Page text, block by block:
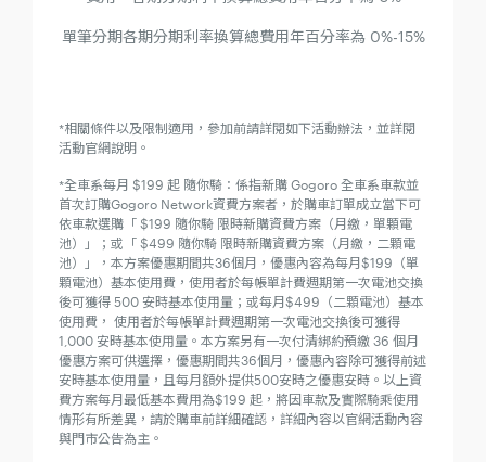
單筆分期各期分期利率換算總費用年百分率為 0%-15%
*相關條件以及限制適用，參加前請詳閱如下活動辦法，並詳閱
活動官網說明。
*全車系每月 $199 起 隨你騎：係指新購 Gogoro 全車系車款並
首次訂購Gogoro Network資費方案者，於購車訂單成立當下可
依車款選購「 $199 隨你騎 限時新購資費方案（月繳，單顆電
池）」；或「 $499 隨你騎 限時新購資費方案（月繳，二顆電
池）」，本方案優惠期間共36個月，優惠內容為每月$199（單
顆電池）基本使用費，使用者於每帳單計費週期第一次電池交換
後可獲得 500 安時基本使用量；或每月$499（二顆電池）基本
使用費， 使用者於每帳單計費週期第一次電池交換後可獲得
1,000 安時基本使用量。本方案另有一次付清綁約預繳 36 個月
優惠方案可供選擇，優惠期間共36個月，優惠內容除可獲得前述
安時基本使用量，且每月額外提供500安時之優惠安時。以上資
費方案每月最低基本費用為$199 起，將因車款及實際騎乘使用
情形有所差異，請於購車前詳細確認，詳細內容以官網活動內容
與門市公告為主。